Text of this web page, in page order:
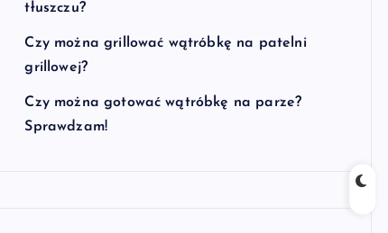
tłuszczu?
Czy można grillować wątróbkę na patelni
grillowej?
Czy można gotować wątróbkę na parze?
Sprawdzam!